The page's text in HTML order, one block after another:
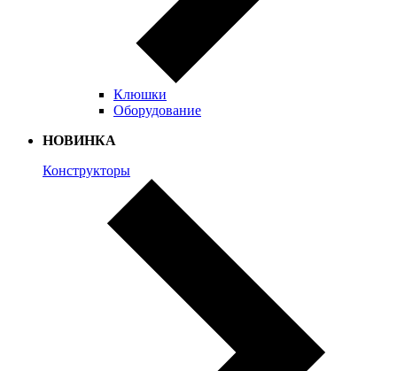
Клюшки
Оборудование
НОВИНКА
Конструкторы